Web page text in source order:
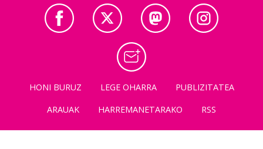
HONI BURUZ LEGE OHARRA
PUBLIZITATEA
ARAUAK
HARREMANETARAKO RSS